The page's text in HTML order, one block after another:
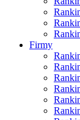
Firmy